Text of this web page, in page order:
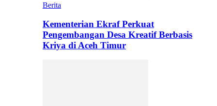
Berita
Kementerian Ekraf Perkuat
Pengembangan Desa Kreatif Berbasis
Kriya di Aceh Timur